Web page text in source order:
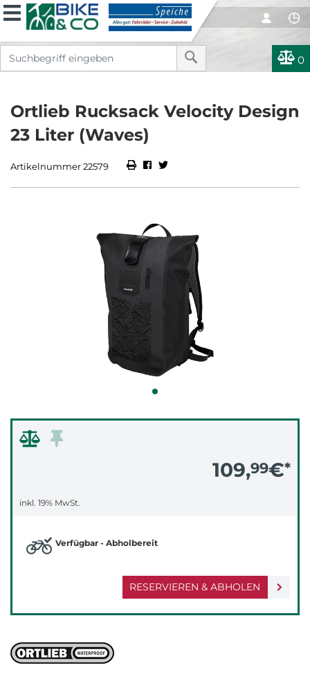
0
Ortlieb Rucksack Velocity Design
23 Liter (Waves)
Artikelnummer 22579
109,99€*
inkl. 19% MwSt.
RESERVIEREN & ABHOLEN
Verfügbar - Abholbereit